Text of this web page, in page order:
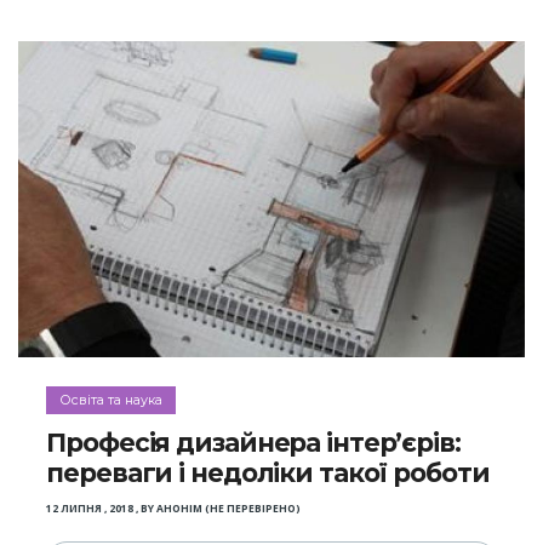
Освіта та наука
Професія дизайнера інтер’єрів:
переваги і недоліки такої роботи
12 ЛИПНЯ , 2018,BYАНОНІМ (НЕ ПЕРЕВІРЕНО)